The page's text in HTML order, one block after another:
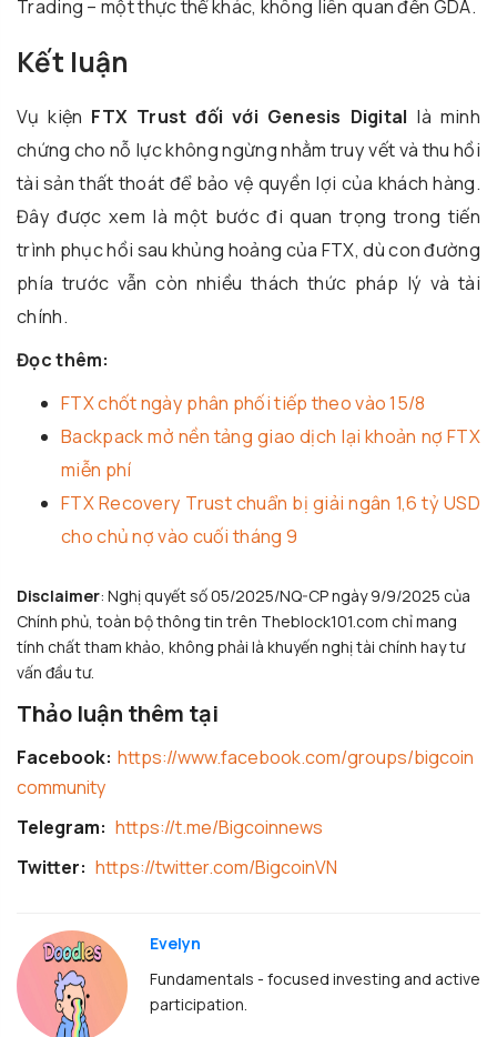
Trading – một thực thể khác, không liên quan đến GDA.
Kết luận
Vụ kiện FTX Trust đối với Genesis Digital là minh
chứng cho nỗ lực không ngừng nhằm truy vết và thu hồi
tài sản thất thoát để bảo vệ quyền lợi của khách hàng.
Đây được xem là một bước đi quan trọng trong tiến
trình phục hồi sau khủng hoảng của FTX, dù con đường
phía trước vẫn còn nhiều thách thức pháp lý và tài
chính.
Đọc thêm:
FTX chốt ngày phân phối tiếp theo vào 15/8
Backpack mở nền tảng giao dịch lại khoản nợ FTX
miễn phí
FTX Recovery Trust chuẩn bị giải ngân 1,6 tỷ USD
cho chủ nợ vào cuối tháng 9
Disclaimer: Nghị quyết số 05/2025/NQ-CP ngày 9/9/2025 của
Chính phủ, toàn bộ thông tin trên Theblock101.com chỉ mang
tính chất tham khảo, không phải là khuyến nghị tài chính hay tư
vấn đầu tư.
Thảo luận thêm tại
Facebook: https://www.facebook.com/groups/bigcoin
community
Telegram: https://t.me/Bigcoinnews
Twitter: https://twitter.com/BigcoinVN
Evelyn
Fundamentals - focused investing and active
participation.